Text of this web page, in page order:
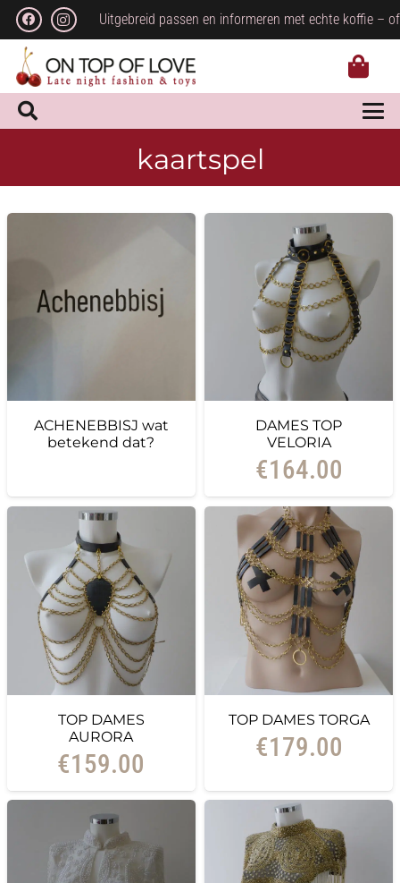
Uitgebreid passen en informeren met echte koffie –
kaartspel
ACHENEBBISJ wat
betekend dat?
DAMES TOP
VELORIA
€164.00
TOP DAMES
AURORA
€159.00
TOP DAMES TORGA
€179.00